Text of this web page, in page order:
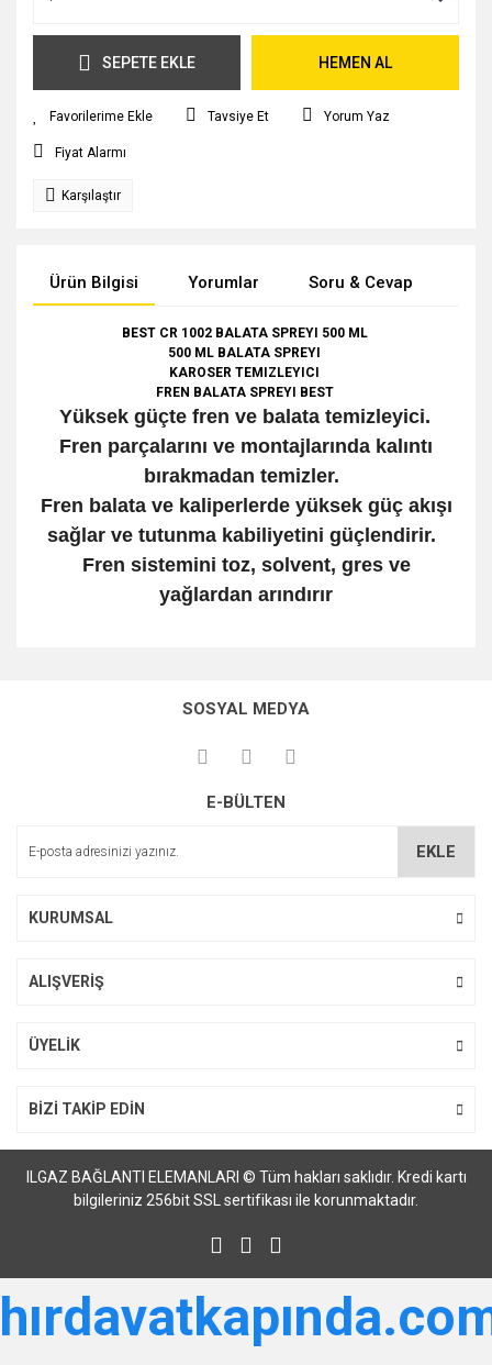
SEPETE EKLE HEMEN AL
Tavsiye Et Yorum Yaz
Fiyat Alarmı
Karşılaştır
Ürün Bilgisi Yorumlar Soru & Cevap
BEST CR 1002 BALATA SPREYI 500 ML
500 ML BALATA SPREYI
KAROSER TEMIZLEYICI
FREN BALATA SPREYI BEST
Yüksek güçte fren ve balata temizleyici.
Fren parçalarını ve montajlarında kalıntı
bırakmadan temizler.
Fren balata ve kaliperlerde yüksek güç akışı
sağlar ve tutunma kabiliyetini güçlendirir.
Fren sistemini toz, solvent, gres ve
yağlardan arındırır
Yorum Yaz
kullanarak tarafımıza iletebilirsiniz.
Görüş ve önerileriniz için teşekkür ederiz.
Ürün açıklamasında eksik bilgiler bulunuyor.
SOSYAL MEDYA
E-BÜLTEN
EKLE
KURUMSAL
ALIŞVERİŞ
ÜYELİK
BİZİ TAKİP EDİN
ILGAZ BAĞLANTI ELEMANLARI © Tüm hakları saklıdır. Kredi kartı
bilgileriniz 256bit SSL sertifikası ile korunmaktadır.